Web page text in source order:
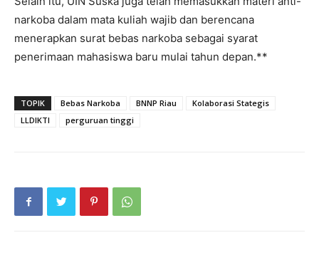
narkoba dalam mata kuliah wajib dan berencana
menerapkan surat bebas narkoba sebagai syarat
penerimaan mahasiswa baru mulai tahun depan.**
TOPIK Bebas Narkoba BNNP Riau
Kolaborasi Stategis
LLDIKTI
perguruan tinggi